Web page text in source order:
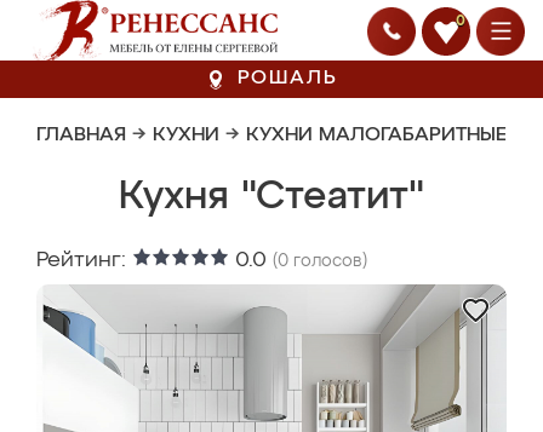
0
РОШАЛЬ
ГЛАВНАЯ → КУХНИ → КУХНИ МАЛОГАБАРИТНЫЕ
Кухня "Стеатит"
Рейтинг: 0.0 (0 голосов)